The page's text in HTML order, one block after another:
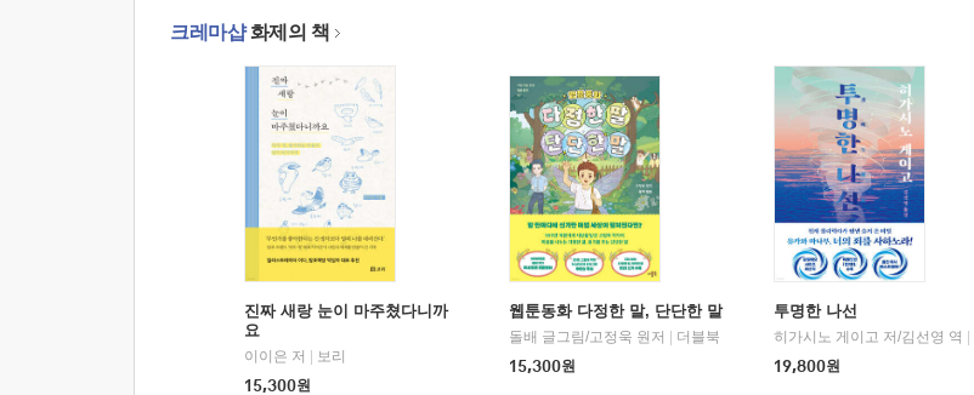
크레마샵화제의 책
진짜 새랑 눈이 마주쳤다니까
요
이이은 저
보리
15,300원
웹툰동화 다정한 말, 단단한 말
돌배 글그림/고정욱 원저
더블북
15,300원
투명한 나선
히가시노 게이고 저/김선영 역
19,800원